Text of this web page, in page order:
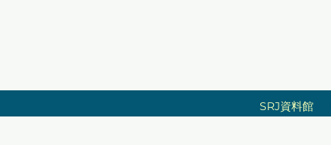
SRJ資料館